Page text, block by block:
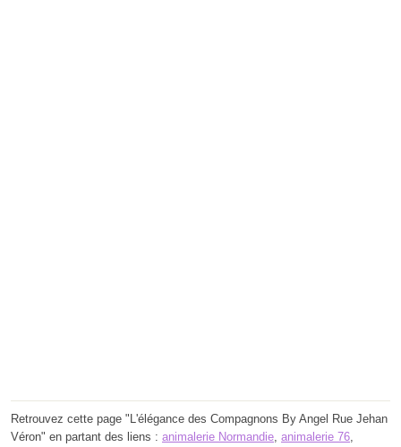
Retrouvez cette page "L'élégance des Compagnons By Angel Rue Jehan
Véron" en partant des liens : animalerie Normandie animalerie 76